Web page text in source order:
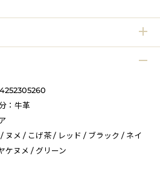
：牛革
ヌメ / こげ茶 / レッド / ブラック / ネイ
ケヌメ / グリーン